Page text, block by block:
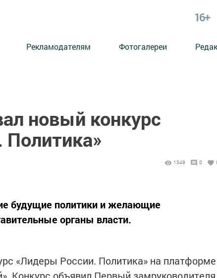
16+
Рекламодателям Фотогалереи
новый конкурс
1349 0
будущие политики и желающие
органы власти.
«Лидеры России. Политика» на платформе